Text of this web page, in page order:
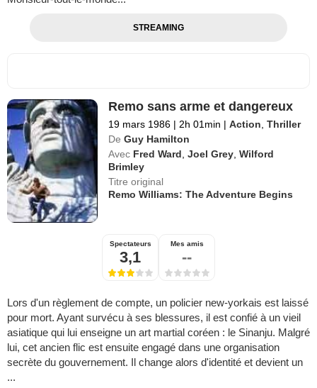
STREAMING
Remo sans arme et dangereux
19 mars 1986 | 2h 01min | Action,Thriller
De Guy Hamilton
Avec Fred Ward,Joel Grey,Wilford
Brimley
Titre original
Remo Williams: The Adventure Begins
Spectateurs
3,1
Mes amis
--
Lors d'un règlement de compte, un policier new-yorkais est laissé
pour mort. Ayant survécu à ses blessures, il est confié à un vieil
asiatique qui lui enseigne un art martial coréen : le Sinanju. Malgré
lui, cet ancien flic est ensuite engagé dans une organisation
secrète du gouvernement. Il change alors d'identité et devient un
...